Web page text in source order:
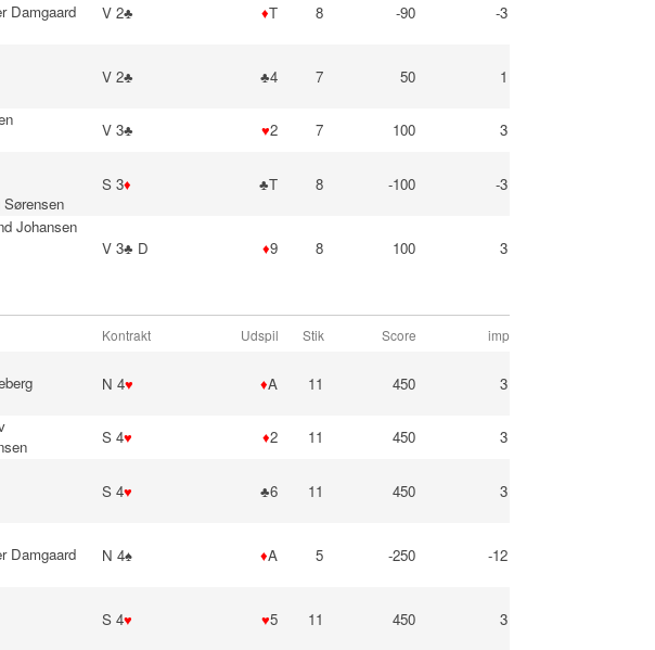
Damgaard V 2♣ ♦T 8 -90 -3
V 2♣ ♣4 7 50 1
V 3♣ ♥2 7 100 3
S 3♦ ♣T 8 -100 -3
Johansen
V 3♣ D ♦9 8 100 3
Kontrakt Udspil Stik Score imp
N 4♥ ♦A 11 450 3
S 4♥ ♦2 11 450 3
S 4♥ ♣6 11 450 3
Damgaard N 4♠ ♦A 5 -250 -12
S 4♥ ♥5 11 450 3